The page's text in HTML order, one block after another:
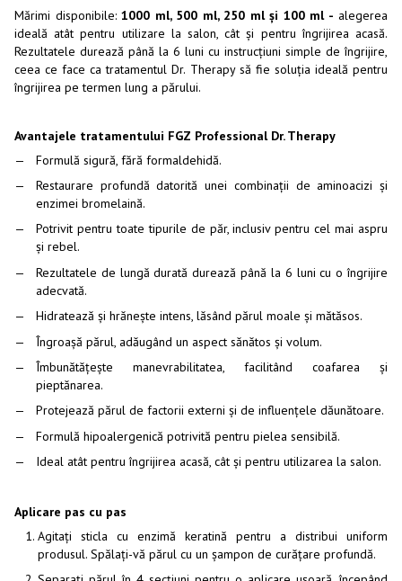
Mărimi disponibile: 1000 ml, 500 ml, 250 ml și 100 ml - alegerea
ideală atât pentru utilizare la salon, cât și pentru îngrijirea acasă.
Rezultatele durează până la 6 luni cu instrucțiuni simple de îngrijire,
ceea ce face ca tratamentul Dr. Therapy să fie soluția ideală pentru
îngrijirea pe termen lung a părului.
Avantajele tratamentului FGZ Professional Dr. Therapy
Formulă sigură, fără formaldehidă.
Restaurare profundă datorită unei combinații de aminoacizi și
enzimei bromelaină.
Potrivit pentru toate tipurile de păr, inclusiv pentru cel mai aspru
și rebel.
Rezultatele de lungă durată durează până la 6 luni cu o îngrijire
adecvată.
Hidratează și hrănește intens, lăsând părul moale și mătăsos.
Îngroașă părul, adăugând un aspect sănătos și volum.
Îmbunătățește manevrabilitatea, facilitând coafarea și
pieptănarea.
Protejează părul de factorii externi și de influențele dăunătoare.
Formulă hipoalergenică potrivită pentru pielea sensibilă.
Ideal atât pentru îngrijirea acasă, cât și pentru utilizarea la salon.
Aplicare pas cu pas
Agitați sticla cu enzimă keratină pentru a distribui uniform
produsul. Spălați-vă părul cu un șampon de curățare profundă.